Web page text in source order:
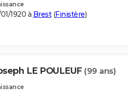
1920 à Brest(Finistère)
LE POULEUF (99 ans)